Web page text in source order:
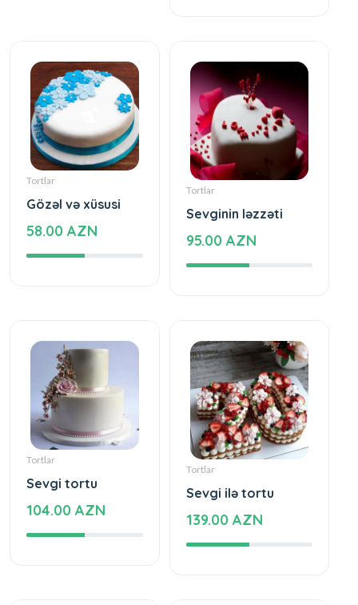
Tortlar
Gözəl və xüsusi
58.00 AZN
Tortlar
Sevginin ləzzəti
95.00 AZN
Tortlar
Sevgi tortu
104.00 AZN
Tortlar
Sevgi ilə tortu
139.00 AZN